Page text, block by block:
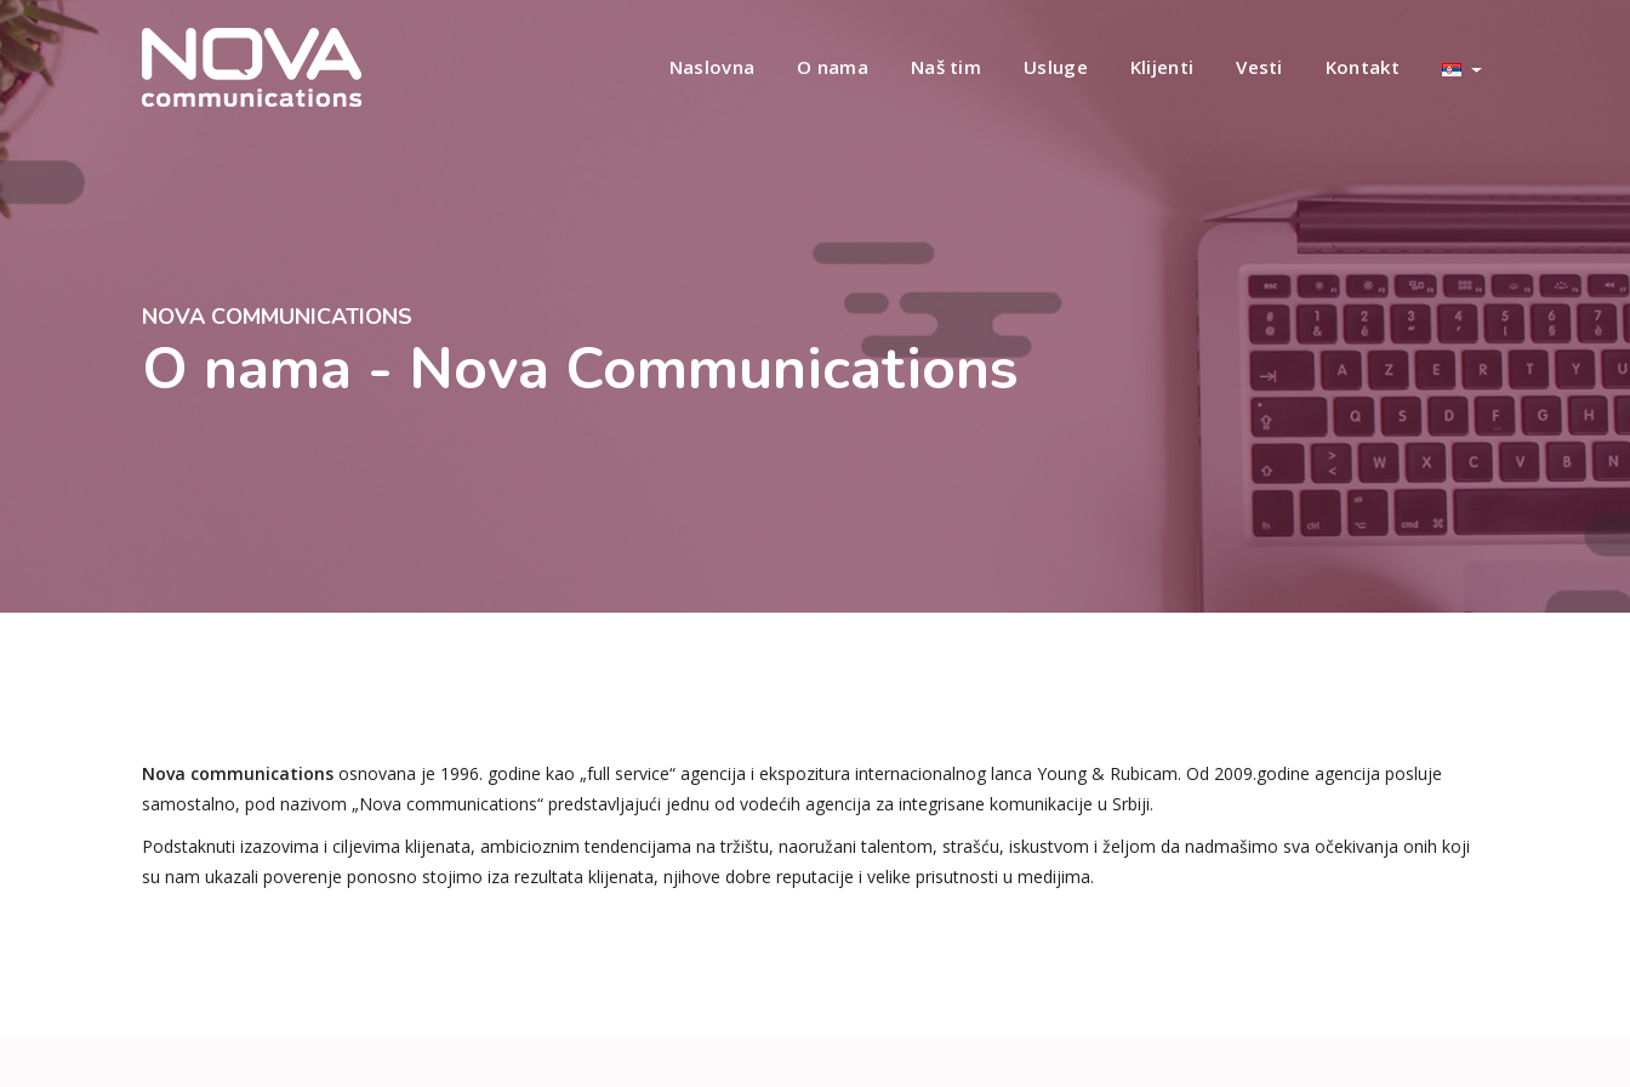
Naslovna O nama Naš tim Usluge Klijenti Vesti Kontakt
NOVA COMMUNICATIONS
O nama - Nova Communications
Nova communications osnovana je 1996. godine kao „full service“ agencija i ekspozitura internacionalnog lanca Young & Rubicam. Od 2009.godine agencija posluje
samostalno, pod nazivom „Nova communications“ predstavljajući jednu od vodećih agencija za integrisane komunikacije u Srbiji.
Podstaknuti izazovima i ciljevima klijenata, ambicioznim tendencijama na tržištu, naoružani talentom, strašću, iskustvom i željom da nadmašimo sva očekivanja onih koji
su nam ukazali poverenje ponosno stojimo iza rezultata klijenata, njihove dobre reputacije i velike prisutnosti u medijima.